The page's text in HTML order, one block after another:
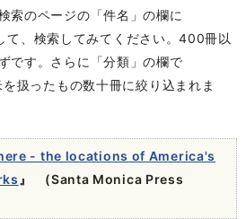
索のページの「件名」の欄に
て、検索してみてください。400冊以
です。さらに「分類」の欄で
扱ったもの数十冊に絞り込まれま
- the locations of America's
』 (Santa Monica Press